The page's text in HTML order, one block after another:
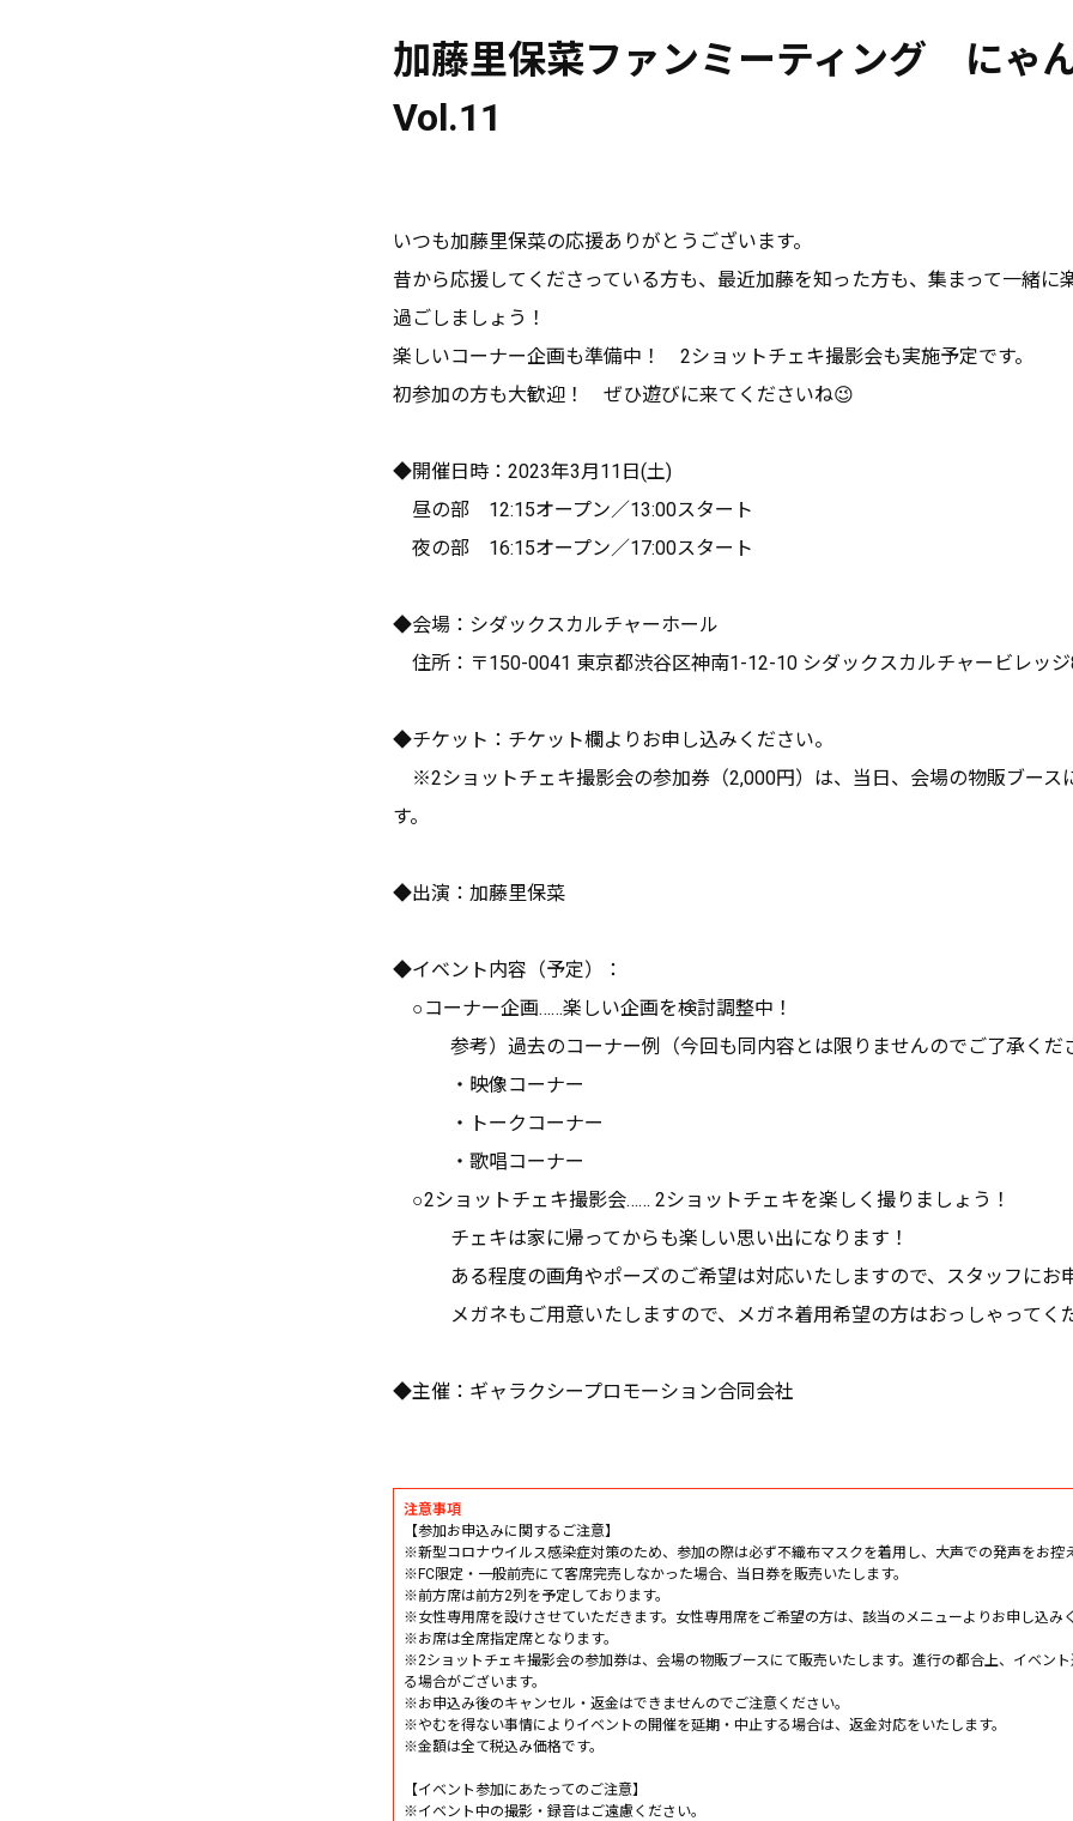
加藤里保菜ファンミーティング にゃ
Vol.11
いつも加藤里保菜の応援ありがとうございます。
昔から応援してくださっている方も、最近加藤を知った方も、集まって一緒に
過ごしましょう！
楽しいコーナー企画も準備中！ 2ショットチェキ撮影会も実施予定です。
初参加の方も大歓迎！ ぜひ遊びに来てくださいね😉
◆開催日時：2023年3月11日(土)
昼の部 12:15オープン／13:00スタート
夜の部 16:15オープン／17:00スタート
◆会場：シダックスカルチャーホール
住所：〒150-0041 東京都渋谷区神南1-12-10 シダックスカルチャービレッ
◆チケット：チケット欄よりお申し込みください。
※2ショットチェキ撮影会の参加券（2,000円）は、当日、会場の物販ブース
す。
◆出演：加藤里保菜
◆イベント内容（予定）：
○コーナー企画……楽しい企画を検討調整中！
参考）過去のコーナー例（今回も同内容とは限りませんのでご了承くだ
・映像コーナー
・トークコーナー
・歌唱コーナー
○2ショットチェキ撮影会…… 2ショットチェキを楽しく撮りましょう！
チェキは家に帰ってからも楽しい思い出になります！
ある程度の画角やポーズのご希望は対応いたしますので、スタッフにお申
メガネもご用意いたしますので、メガネ着用希望の方はおっしゃってくだ
◆主催：ギャラクシープロモーション合同会社
注意事項
【参加お申込みに関するご注意】
※新型コロナウイルス感染症対策のため、参加の際は必ず不織布マスクを着用し、大声での発声をお控
※FC限定・一般前売にて客席完売しなかった場合、当日券を販売いたします。
※前方席は前方2列を予定しております。
※女性専用席を設けさせていただきます。女性専用席をご希望の方は、該当のメニューよりお申し込み
※お席は全席指定席となります。
※2ショットチェキ撮影会の参加券は、会場の物販ブースにて販売いたします。進行の都合上、イベン
る場合がございます。
※お申込み後のキャンセル・返金はできませんのでご注意ください。
※やむを得ない事情によりイベントの開催を延期・中止する場合は、返金対応をいたします。
※金額は全て税込み価格です。
【イベント参加にあたってのご注意】
※イベント中の撮影・録音はご遠慮ください。